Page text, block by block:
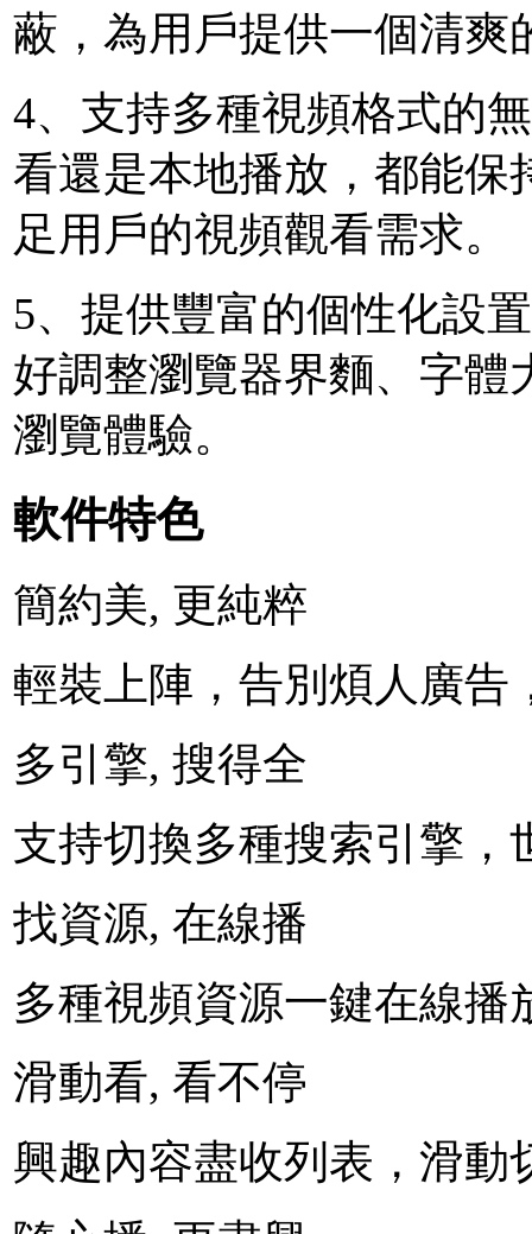
蔽，為用戶提供一個清爽
4、支持多種視頻格式的
看還是本地播放，都能保
足用戶的視頻觀看需求。
5、提供豐富的個性化設
好調整瀏覽器界麵、字體
瀏覽體驗。
軟件特色
簡約美, 更純粹
輕裝上陣，告別煩人廣告
多引擎, 搜得全
支持切換多種搜索引擎，
找資源, 在線播
多種視頻資源一鍵在線播
滑動看, 看不停
興趣內容盡收列表，滑動